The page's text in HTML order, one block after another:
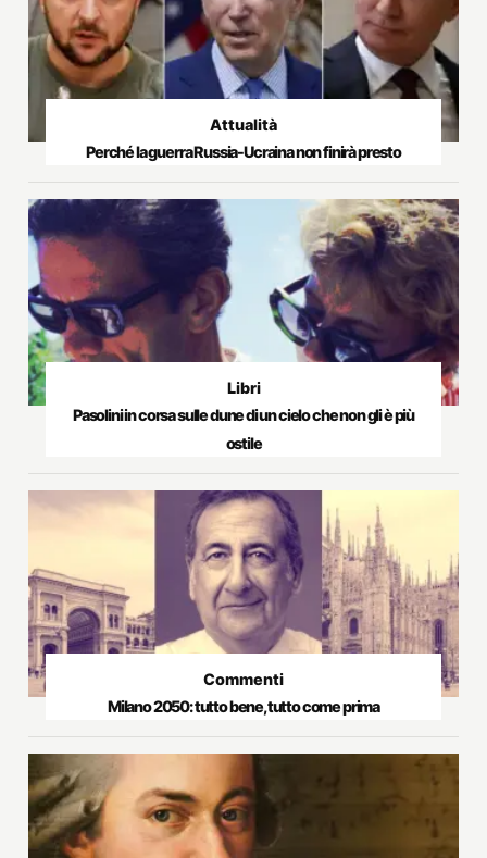
Attualità
Perché la guerra Russia-Ucraina non finirà presto
Libri
Pasolini in corsa sulle dune di un cielo che non gli è più
ostile
Commenti
Milano 2050: tutto bene, tutto come prima